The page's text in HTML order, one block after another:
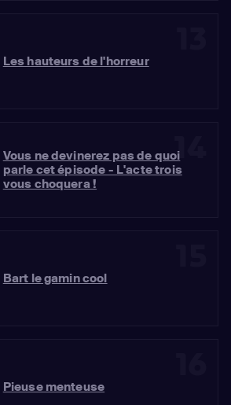
Les hauteurs de l'horreur
14
Vous ne devinerez pas de quoi
parle cet épisode - L'acte trois
vous choquera !
Bart le gamin cool
Pieuse menteuse